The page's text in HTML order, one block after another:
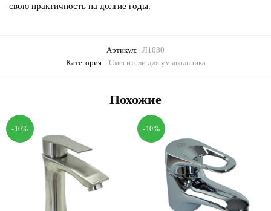
свою практичность на долгие годы.
Артикул: Л1080
Категория: Смесители для умывальника
Похожие
-10% -10%